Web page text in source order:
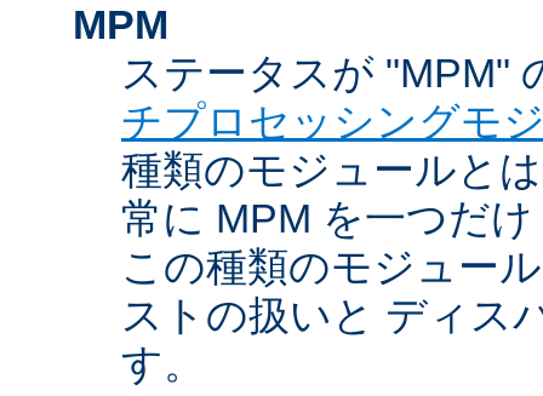
MPM
ステータスが "MPM"
チプロセッシングモ
種類のモジュールと
常に MPM を一つだ
この種類のモジュー
ストの扱いと ディス
す。